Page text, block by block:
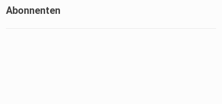
Abonnenten